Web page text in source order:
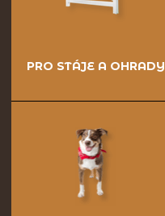
PRO STÁJE A OHRADY